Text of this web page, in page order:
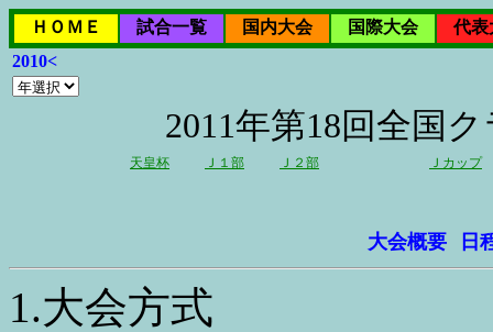
ＨＯＭＥ 試合一覧 国内大会 国際大会
代表
2010<
2011年第18回全国
天皇杯 Ｊ１部 Ｊ２部 Ｊカップ
大会概要 日
1.大会方式